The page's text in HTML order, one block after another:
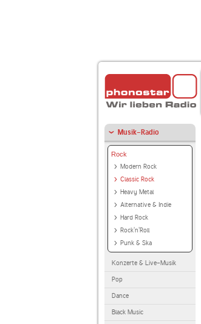
Musik-Radio
Rock
Modern Rock
Classic Rock
Heavy Metal
Alternative & Indie
Hard Rock
Rock'n'Roll
Punk & Ska
Konzerte & Live-Musik
Pop
Dance
Black Music